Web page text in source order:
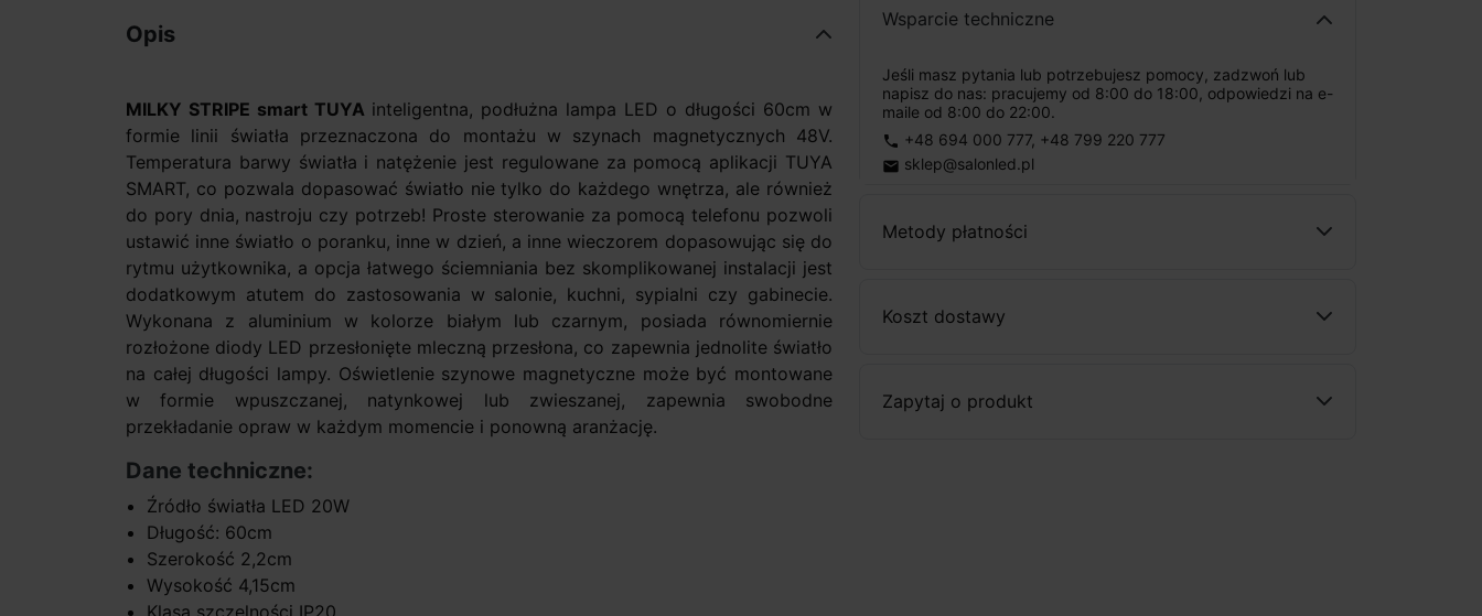
Wsparcie techniczne
Jeśli masz pytania lub potrzebujesz pomocy, zadzwoń lub
napisz do nas: pracujemy od 8:00 do 18:00, odpowiedzi na e-
maile od 8:00 do 22:00.
phone +48 694 000 777, +48 799 220 777
email sklep@salonled.pl
Metody płatności
Koszt dostawy
Zapytaj o produkt
Opis
MILKY STRIPE smart TUYA inteligentna, podłużna lampa LED o długości 60cm w
formie linii światła przeznaczona do montażu w szynach magnetycznych 48V.
Temperatura barwy światła i natężenie jest regulowane za pomocą aplikacji TUYA
SMART, co pozwala dopasować światło nie tylko do każdego wnętrza, ale również
do pory dnia, nastroju czy potrzeb! Proste sterowanie za pomocą telefonu pozwoli
ustawić inne światło o poranku, inne w dzień, a inne wieczorem dopasowując się do
rytmu użytkownika, a opcja łatwego ściemniania bez skomplikowanej instalacji jest
dodatkowym atutem do zastosowania w salonie, kuchni, sypialni czy gabinecie.
Wykonana z aluminium w kolorze białym lub czarnym, posiada równomiernie
rozłożone diody LED przesłonięte mleczną przesłona, co zapewnia jednolite światło
na całej długości lampy. Oświetlenie szynowe magnetyczne może być montowane
w formie wpuszczanej, natynkowej lub zwieszanej, zapewnia swobodne
przekładanie opraw w każdym momencie i ponowną aranżację.
Dane techniczne:
Źródło światła LED 20W
Długość: 60cm
Szerokość 2,2cm
Wysokość 4,15cm